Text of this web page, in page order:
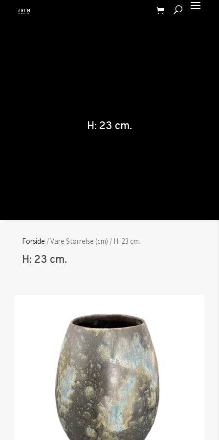
H: 23 cm.
Forside / Vare Størrelse (cm) / H: 23 cm.
H: 23 cm.